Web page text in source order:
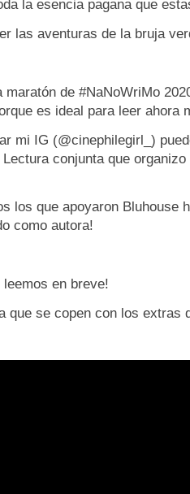
la esencia pagana que
las aventuras de la bruja
maratón de #NaNoWriMo
es ideal para leer ahora
mi IG (@cinephilegirl_)
conjunta que
los que apoyaron Bluhouse
como autora!
leemos en breve!
que se copen con los extras